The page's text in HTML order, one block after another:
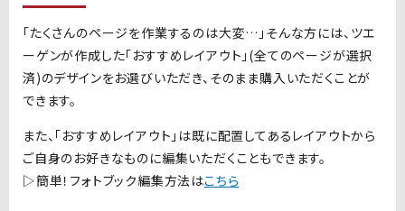
「たくさんのページを作業するのは大変…」そんな方には、ツエ
ーゲンが作成した「おすすめレイアウト」 (全てのページが選択
済)のデザインをお選びいただき、そのまま購入いただくことが
できます。
また、「おすすめレイアウト」は既に配置してあるレイアウトから
ご自身のお好きなものに編集いただくこともできます。
▷簡単！フォトブック編集方法はこちら